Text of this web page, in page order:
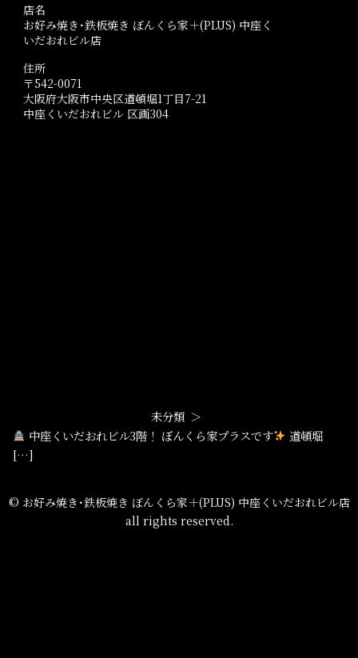
店名
お好み焼き･鉄板焼き ぼんくら家＋(PLUS) 中座く
いだおれビル店
住所
〒542-0071
大阪府大阪市中央区道頓堀1丁目7-21
中座くいだおれビル 区画304
未分類
中座くいだおれビル3階！ ぼんくら家プラスです
道頓堀
[…]
© お好み焼き･鉄板焼き ぼんくら家＋(PLUS) 中座くいだおれビル店
all rights reserved.